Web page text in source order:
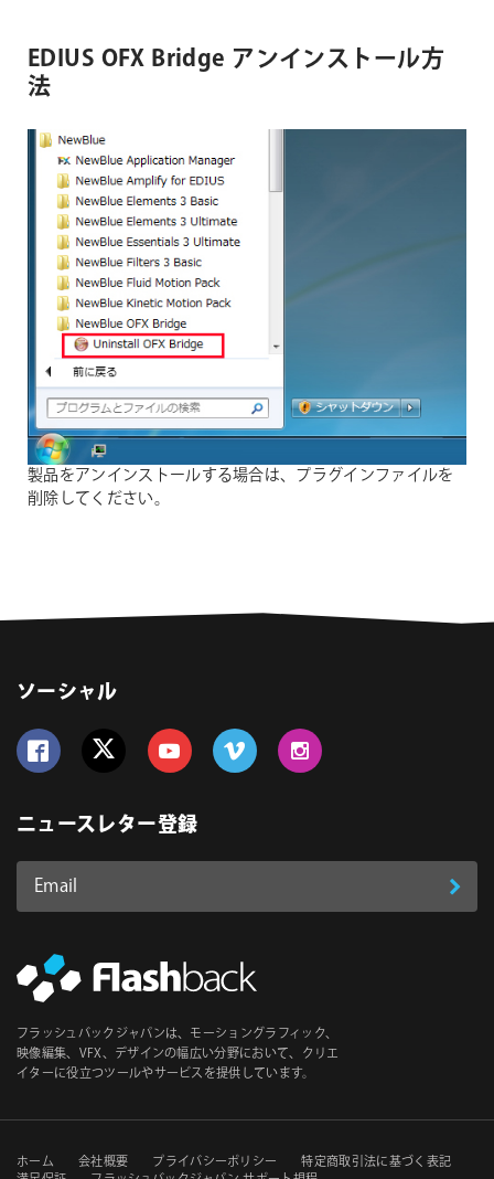
EDIUS OFX Bridge アンインストール方
法
製品をアンインストールする場合は、プラグインファイルを
削除してください。
ソーシャル
ニュースレター登録
Email
ス
必
須
登
フラッシュバックジャパンは、モーショングラフィック、
映像編集、VFX、デザインの幅広い分野において、クリエ
イターに役立つツールやサービスを提供しています。
ホーム 会社概要 プライバシーポリシー
特定商取引法に基づく表記